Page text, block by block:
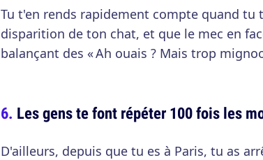
Tu t'en rends rapidement compte quand tu
disparition de ton chat, et que le mec en
balançant des « Ah ouais ? Mais trop
Les gens te font répéter 100 fois les
D'ailleurs, depuis que tu es à Paris, tu as